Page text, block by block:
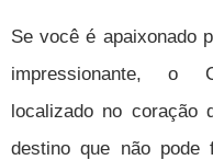
Se você é apaixonado
impressionante, o
localizado no coração
destino que não